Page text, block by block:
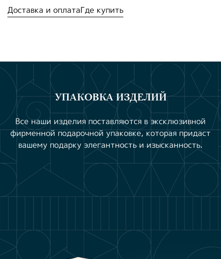
Доставка и оплатаГде купить
УПАКОВКА ИЗДЕЛИЙ
Все наши изделия поставляются в эксклюзивной
фирменной подарочной упаковке, которая придаст
вашему подарку элегантность и изысканность.